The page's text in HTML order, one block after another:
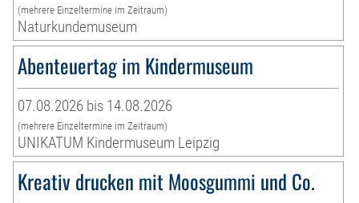
(mehrere Einzeltermine im Zeitraum)
Naturkundemuseum
Abenteuertag im Kindermuseum
07.08.2026 bis 14.08.2026
(mehrere Einzeltermine im Zeitraum)
UNIKATUM Kindermuseum Leipzig
Kreativ drucken mit Moosgummi und Co.